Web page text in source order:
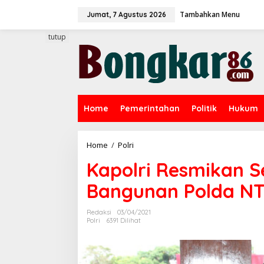
Jumat, 7 Agustus 2026 Tambahkan Menu
Home Pemerintahan Politik Hukum
tutup
Home / Polri
p
o
l
r
R
m
i
Kapolri Resmikan
Bangunan Polda
Redaksi
03/04/2021
Polri
6391 Dilihat